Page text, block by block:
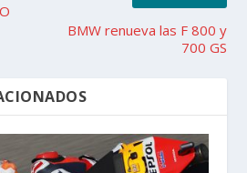
BMW renueva las F 800 y
700 GS